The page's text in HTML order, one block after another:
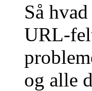
Så
URL-
og alle